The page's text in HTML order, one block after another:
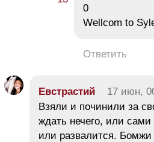
0
Wellcom to
Ответить
Евстрастий 17 июн,
Взяли и починили за
ждать нечего, или сами
или развалится. Бомжи